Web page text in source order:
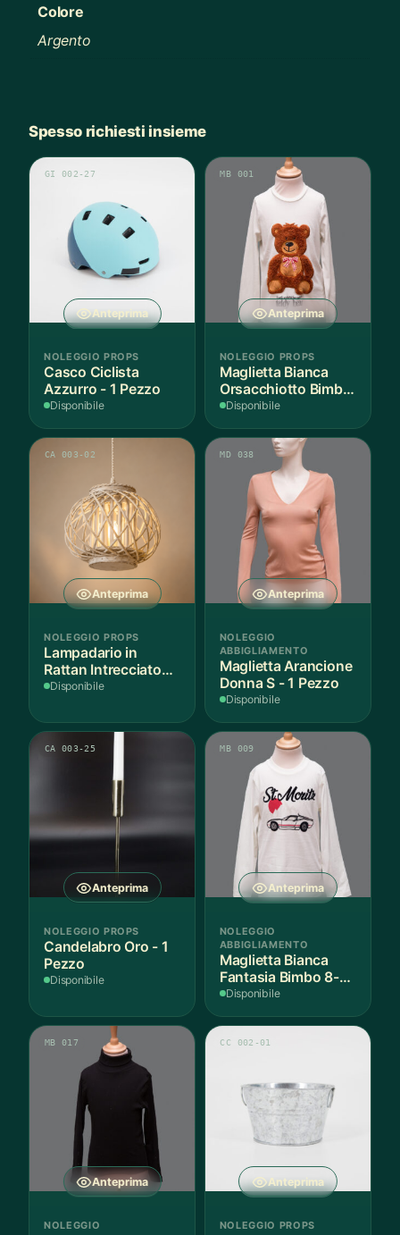
Colore
Argento
Spesso richiesti insieme
Anteprima
GI 002-27
NOLEGGIO PROPS
Casco Ciclista
Azzurro - 1 Pezzo
Disponibile
Anteprima
MB 001
NOLEGGIO PROPS
Maglietta Bianca
Orsacchiotto Bimbo
6-7 Anni Cotone - 1
Disponibile
Anteprima
CA 003-02
NOLEGGIO PROPS
Lampadario in
Rattan Intrecciato
Bianco
Disponibile
Anteprima
MD 038
NOLEGGIO
ABBIGLIAMENTO
Maglietta Arancione
Donna S - 1 Pezzo
Disponibile
Anteprima
CA 003-25
NOLEGGIO PROPS
Candelabro Oro - 1
Pezzo
Disponibile
Anteprima
MB 009
NOLEGGIO
ABBIGLIAMENTO
Maglietta Bianca
Fantasia Bimbo 8-9
Anni Cotone - 1
Disponibile
Anteprima
MB 017
NOLEGGIO
Anteprima
CC 002-01
NOLEGGIO PROPS